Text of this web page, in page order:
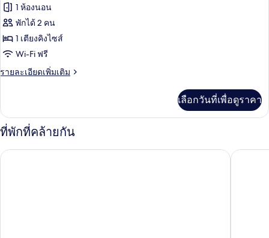
ของ
Suite
1 ห้องนอน
พักได้ 2 คน
1 เตียงคิงไซส์
Wi-Fi ฟรี
รายละเอียดเพิ่มเติม
ราย
เกี่ยว
กับ
Suite
เลือกวันที่เพื่อดูราคา
ที่พักที่คล้ายกัน
Marriott Karachi Hotel ดับเบิลท